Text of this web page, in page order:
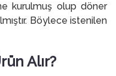
kurulmuş olup döner
Böylece istenilen
Alır?